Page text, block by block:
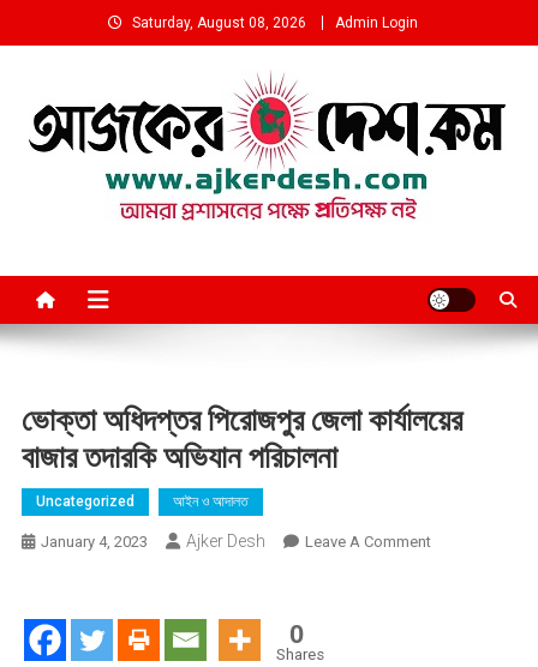
to
Saturday, August 08, 2026 Admin Login
ভোক্তা অধিদপ্তর পিরোজপুর জেলা কার্যালয়ের
বাজার তদারকি অভিযান পরিচালনা
Uncategorized আইন ও আদালত
January 4, 2023 Ajker Desh Leave A CommentOn
0
Shares